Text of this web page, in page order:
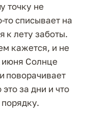
точку не
списывает на
к лету заботы.
кажется, и не
июня Солнце
поворачивает
за дни и что